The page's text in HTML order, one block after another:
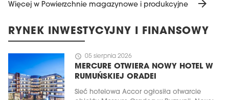
Więcej w Powierzchnie magazynowe i produkcyjne arrow_forward
RYNEK INWESTYCYJNY I FINANSOWY
schedule 05 sierpnia 2026
MERCURE OTWIERA NOWY HOTEL W
RUMUŃSKIEJ ORADEI
Sieć hotelowa Accor ogłosiła otwarcie